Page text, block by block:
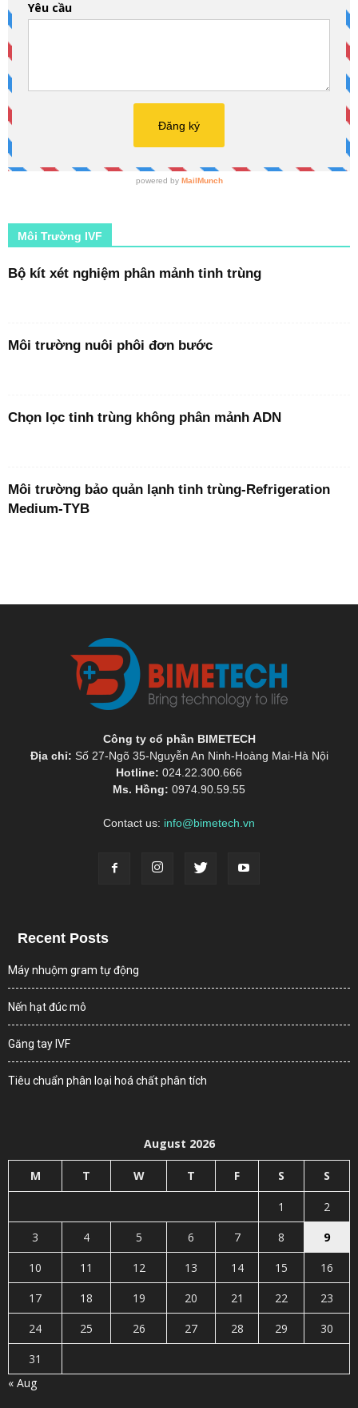
Môi Trường IVF
Bộ kít xét nghiệm phân mảnh tinh trùng
Môi trường nuôi phôi đơn bước
Chọn lọc tinh trùng không phân mảnh ADN
Môi trường bảo quản lạnh tinh trùng-Refrigeration
Medium-TYB
Công ty cổ phần BIMETECH
Địa chỉ: Số 27-Ngõ 35-Nguyễn An Ninh-Hoàng Mai-Hà Nội
Hotline: 024.22.300.666
Ms. Hồng: 0974.90.59.55
Contact us: info@bimetech.vn
Recent Posts
Máy nhuộm gram tự động
Nến hạt đúc mô
Găng tay IVF
Tiêu chuẩn phân loại hoá chất phân tích
August 2026
M T W T F S S
1
2
3
4 5 6 7 8
9
10
11 12 13 14 15
16
17
18 19 20 21 22
23
24
25 26 27 28 29
30
31
« Aug